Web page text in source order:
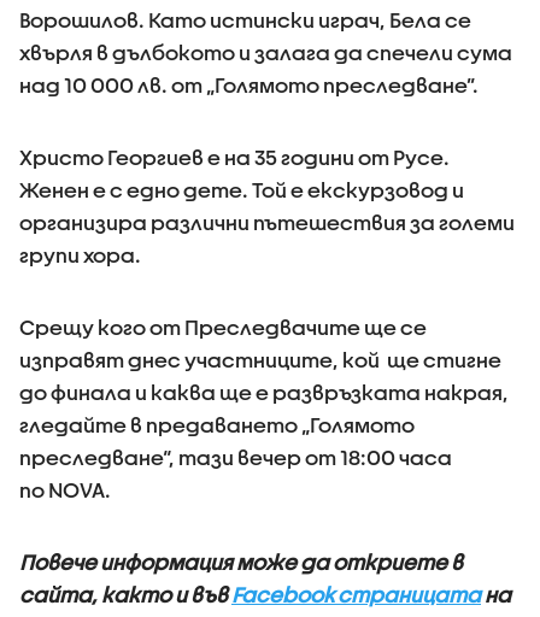
Ворошилов. Като истински играч, Бела се
хвърля в дълбокото и залага да спечели сума
над 10 000 лв. от „Голямото преследване”.
Христо Георгиев е на 35 години от Русе.
Женен е с едно дете. Той е екскурзовод и
организира различни пътешествия за големи
групи хора.
Срещу кого от Преследвачите ще се
изправят днес участниците, кой ще стигне
до финала и каква ще е развръзката накрая,
гледайте в предаването „Голямото
преследване“, тази вечер от 18:00 часа
по NOVA.
Повече информация може да откриете в
сайта, както и въвFacebook страницатана